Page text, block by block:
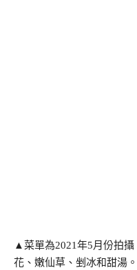
▲菜單為2021年5月份拍
花、嫩仙草、剉冰和甜湯。